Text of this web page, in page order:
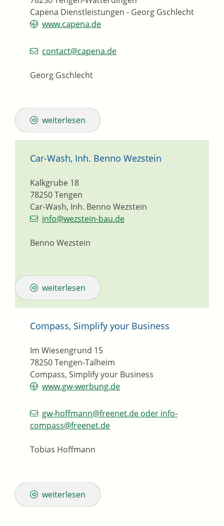
Capena Dienstleistungen - Georg Gschlecht
www.capena.de
contact@capena.de
Georg Gschlecht
weiterlesen
Car-Wash, Inh. Benno Wezstein
Car-Wash, Inh. Benno Wezstein
Kalkgrube 18
78250Tengen
info@wezstein-bau.de
Benno Wezstein
weiterlesen
Compass, Simplify your Business
Compass, Simplify your Business
Im Wiesengrund 15
78250Tengen-Talheim
www.gw-werbung.de
gw-hoffmann@freenet.de oder info-
compass@freenet.de
Tobias Hoffmann
weiterlesen